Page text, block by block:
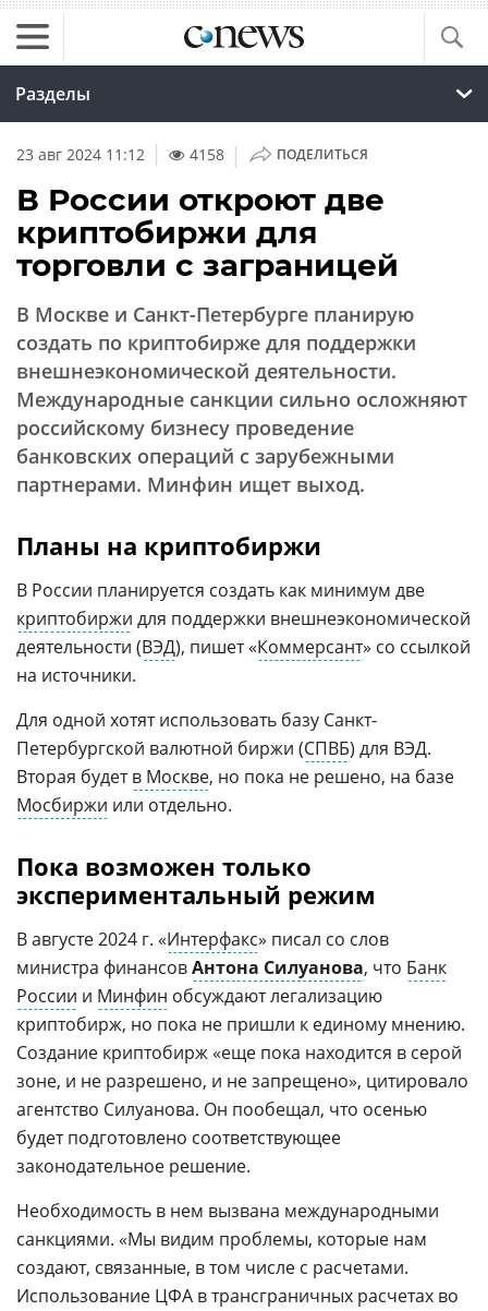
Разделы
23 авг 2024 11:12 4158 | ПОДЕЛИТЬСЯ
В России откроют две
криптобиржи для
торговли с заграницей
В Москве и Санкт-Петербурге планирую
создать по криптобирже для поддержки
внешнеэкономической деятельности.
Международные санкции сильно осложняют
российскому бизнесу проведение
банковских операций с зарубежными
партнерами. Минфин ищет выход.
Планы на криптобиржи
В России планируется создать как минимум две
криптобиржи для поддержки внешнеэкономической
деятельности (ВЭД), пишет «Коммерсант» со ссылкой
на источники.
Для одной хотят использовать базу Санкт-
Петербургской валютной биржи (СПВБ) для ВЭД.
Вторая будетв Москве, но пока не решено, на базе
Мосбиржи или отдельно.
Пока возможен только
экспериментальный режим
В августе 2024 г. «Интерфакс» писал со слов
министра финансовАнтона Силуанова, что Банк
России и Минфин обсуждают легализацию
криптобирж, но пока не пришли к единому мнению.
Создание криптобирж «еще пока находится в серой
зоне, и не разрешено, и не запрещено», цитировало
агентство Силуанова. Он пообещал, что осенью
будет подготовлено соответствующее
законодательное решение.
Необходимость в нем вызвана международными
санкциями. «Мы видим проблемы, которые нам
создают, связанные, в том числе с расчетами.
Использование ЦФА в трансграничных расчетах во